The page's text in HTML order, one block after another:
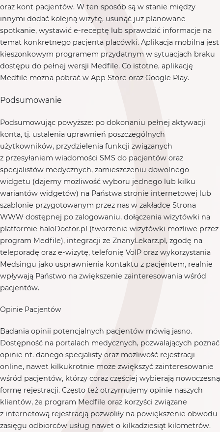
oraz kont pacjentów. W ten sposób są w stanie między
innymi dodać kolejną wizytę, usunąć już planowane
spotkanie, wystawić e-receptę lub sprawdzić informacje na
temat konkretnego pacjenta placówki. Aplikacja mobilna jest
kieszonkowym programem przydatnym w sytuacjach braku
dostępu do pełnej wersji Medfile. Co istotne, aplikację
Medfile można pobrać w App Store oraz Google Play.
Podsumowanie
Podsumowując powyższe: po dokonaniu pełnej aktywacji
konta, tj. ustalenia uprawnień poszczególnych
użytkowników, przydzielenia funkcji związanych
z przesyłaniem wiadomości SMS do pacjentów oraz
specjalistów medycznych, zamieszczeniu dowolnego
widgetu (dajemy możliwość wyboru jednego lub kilku
wariantów widgetów) na Państwa stronie internetowej lub
szablonie przygotowanym przez nas w zakładce Strona
WWW dostępnej po zalogowaniu, dołączenia wizytówki na
platformie haloDoctor.pl (tworzenie wizytówki możliwe przez
program Medfile), integracji ze ZnanyLekarz.pl, zgodę na
teleporadę oraz e-wizytę, telefonię VoIP oraz wykorzystania
Medsingu jako usprawnienia kontaktu z pacjentem, realnie
wpływają Państwo na zwiększenie zainteresowania wśród
pacjentów.
Opinie Pacjentów
Badania opinii potencjalnych pacjentów mówią jasno.
Dostępność na portalach medycznych, pozwalających poznać
opinie nt. danego specjalisty oraz możliwość rejestracji
online, nawet kilkukrotnie może zwiększyć zainteresowanie
wśród pacjentów, którzy coraz częściej wybierają nowoczesną
formę rejestracji. Często też otrzymujemy opinie naszych
klientów, że program Medfile oraz korzyści związane
z internetową rejestracją pozwoliły na powiększenie obwodu
zasięgu odbiorców usług nawet o kilkadziesiąt kilometrów.